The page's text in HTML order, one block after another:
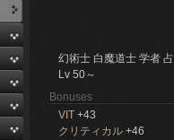
幻術士 白魔道士 学者
Lv 50～
Bonuses
VIT +43
クリティカル +46